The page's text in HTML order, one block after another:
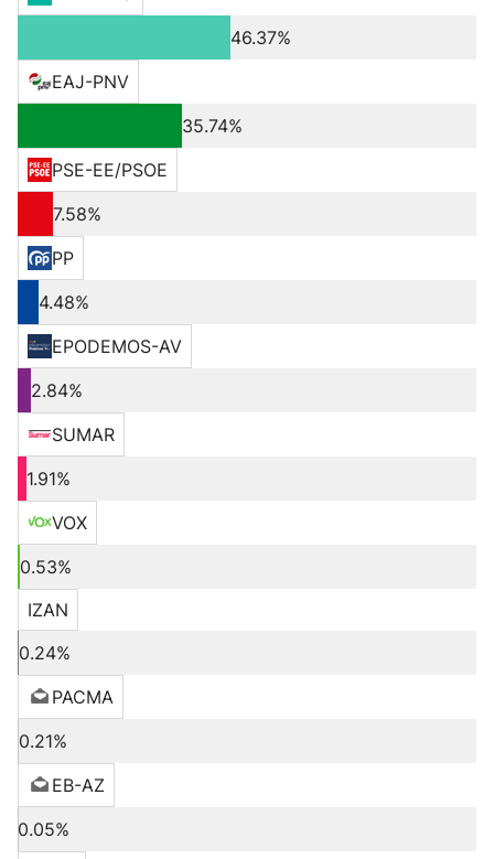
46.37%
EAJ-PNV
35.74%
PSE-EE/PSOE
7.58%
PP
4.48%
EPODEMOS-AV
2.84%
SUMAR
1.91%
VOX
0.53%
IZAN
0.24%
PACMA
0.21%
EB-AZ
0.05%